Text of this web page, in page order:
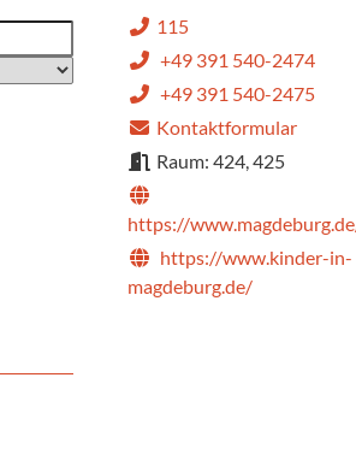
115
+49 391 540-2474
+49 391 540-2475
Kontaktformular
Raum: 424, 425
https://
https://www.kinder-in-
magdeburg.de/